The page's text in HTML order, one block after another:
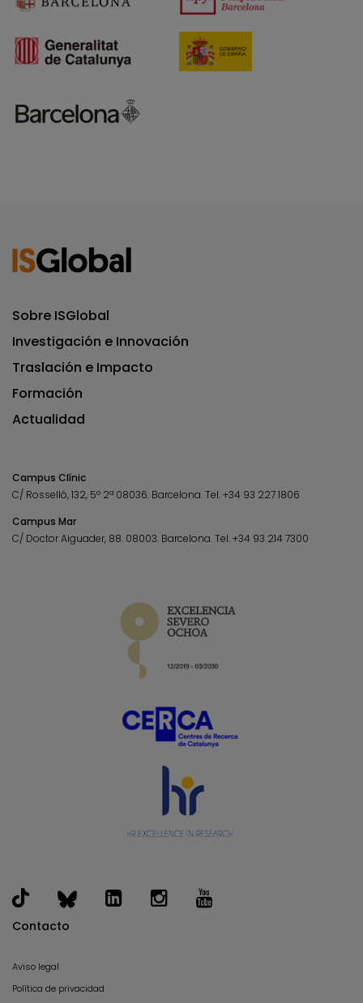
Sobre ISGlobal
Investigación e Innovación
Traslación e Impacto
Formación
Actualidad
Campus Clínic
C/ Rosselló, 132, 5º 2ª 08036. Barcelona.Tel.+34 93 227 1806
Campus Mar
C/ Doctor Aiguader, 88. 08003. Barcelona.Tel.+34 93 214 7300
Contacto
Aviso legal
Política de privacidad